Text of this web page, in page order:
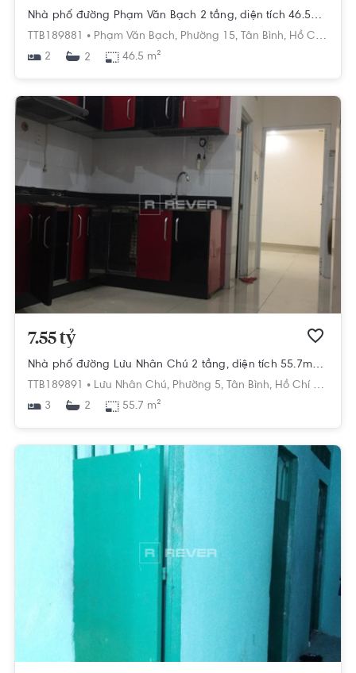
Nhà phố đường Phạm Văn Bạch 2 tầng, diện tích 46.5m², hướng Đông Bắc, pháp lý Sổ hồng
TTB189881 • Phạm Văn Bạch, Phường 15, Tân Bình, Hồ Chí Minh
2
2 46.5 m²
7.55 tỷ
Nhà phố đường Lưu Nhân Chú 2 tầng, diện tích 55.7m², hướng Tây Nam, pháp lý Sổ hồng
TTB189891 • Lưu Nhân Chú, Phường 5, Tân Bình, Hồ Chí Minh
3
2 55.7 m²